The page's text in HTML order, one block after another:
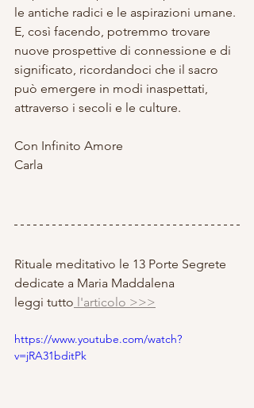
le antiche radici e le aspirazioni umane.
E, così facendo, potremmo trovare
nuove prospettive di connessione e di
significato, ricordandoci che il sacro
può emergere in modi inaspettati,
attraverso i secoli e le culture.
Con Infinito Amore
Carla
Rituale meditativo le 13 Porte Segrete
dedicate a Maria Maddalena
leggi tutto l'articolo >>>
https://www.youtube.com/watch?
v=jRA31bditPk